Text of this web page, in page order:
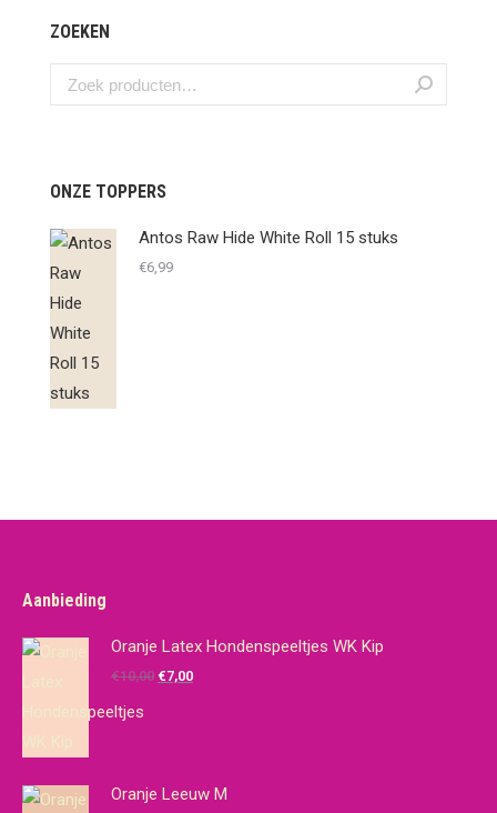
ZOEKEN
ONZE TOPPERS
Antos Raw Hide White Roll 15 stuks
€6,99
Aanbieding
Oranje Latex Hondenspeeltjes WK Kip
€10,00 Oorspronkelijke
€7,00Huidige
Oranje Leeuw M